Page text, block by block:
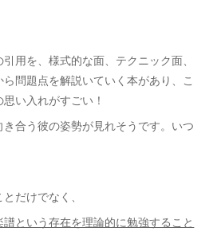
用を、様式的な面、テクニック面、
問題点を解説いていく本があり、こ
い入れがすごい！
合う彼の姿勢が見れそうです。いつ
だけでなく、
という存在を理論的に勉強すること